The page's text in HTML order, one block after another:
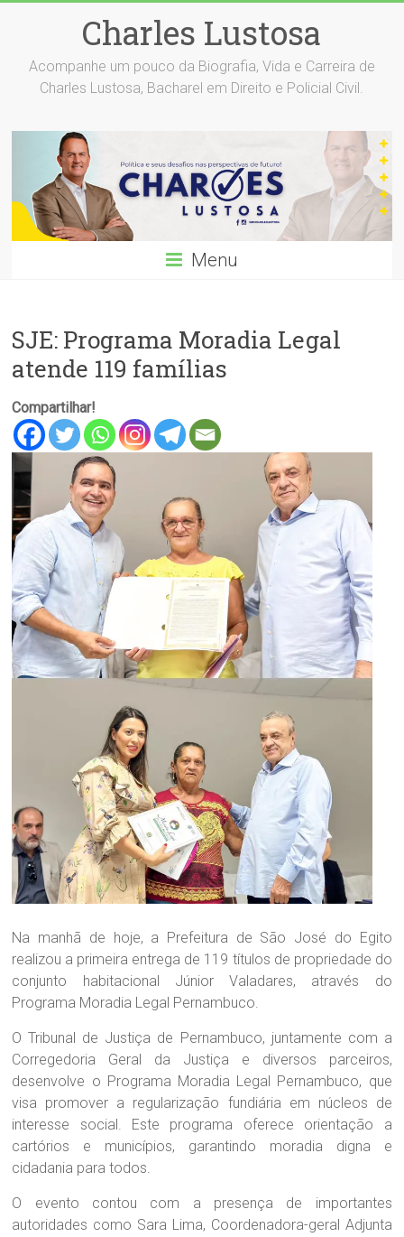
Charles Lustosa
Acompanhe um pouco da Biografia, Vida e Carreira de
Charles Lustosa, Bacharel em Direito e Policial Civil.
Menu
SJE: Programa Moradia Legal
atende 119 famílias
Compartilhar!
Na manhã de hoje, a Prefeitura de São José do Egito
realizou a primeira entrega de 119 títulos de propriedade do
conjunto habitacional Júnior Valadares, através do
Programa Moradia Legal Pernambuco.
O Tribunal de Justiça de Pernambuco, juntamente com a
Corregedoria Geral da Justiça e diversos parceiros,
desenvolve o Programa Moradia Legal Pernambuco, que
visa promover a regularização fundiária em núcleos de
interesse social. Este programa oferece orientação a
cartórios e municípios, garantindo moradia digna e
cidadania para todos.
O evento contou com a presença de importantes
autoridades como Sara Lima, Coordenadora-geral Adjunta